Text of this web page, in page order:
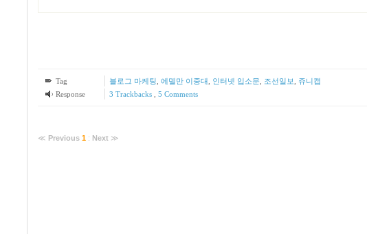
Tag 블로그 마케팅 에델만 이중대 인터넷 입소문 조선일보
쥬니캡
Response
3 Trackbacks 5 Comments
≪ Previous 1 : Next ≫